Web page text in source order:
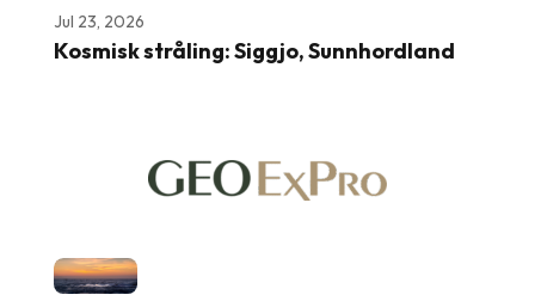
Jul 23, 2026
Kosmisk stråling: Siggjo, Sunnhordland